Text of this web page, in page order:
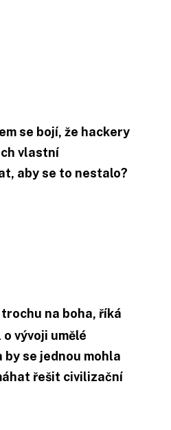
se bojí, že hackery
vlastní
aby se to nestalo?
na boha, říká
vývoji umělé
se jednou mohla
řešit civilizační